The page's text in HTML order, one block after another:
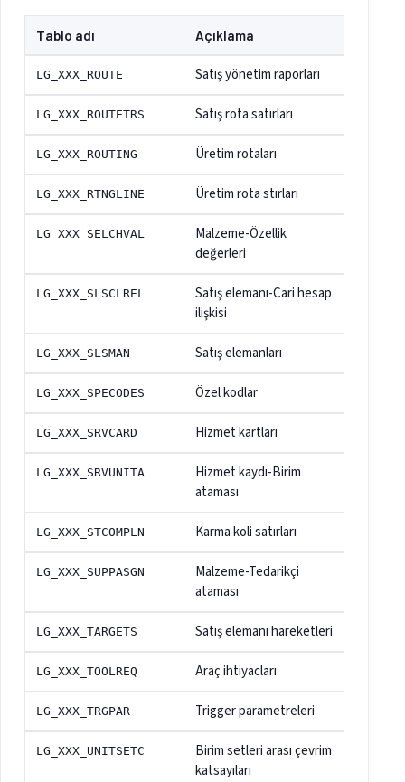
Tablo adı Açıklama
LG_XXX_ROUTE Satış yönetim raporları
LG_XXX_ROUTETRS Satış rota satırları
LG_XXX_ROUTING Üretim rotaları
LG_XXX_RTNGLINE Üretim rota stırları
LG_XXX_SELCHVAL
Malzeme-Özellik
değerleri
LG_XXX_SLSCLREL
Satış elemanı-Cari hesap
ilişkisi
LG_XXX_SLSMAN Satış elemanları
LG_XXX_SPECODES Özel kodlar
LG_XXX_SRVCARD Hizmet kartları
LG_XXX_SRVUNITA
Hizmet kaydı-Birim
ataması
LG_XXX_STCOMPLN Karma koli satırları
LG_XXX_SUPPASGN
Malzeme-Tedarikçi
ataması
LG_XXX_TARGETS Satış elemanı hareketleri
LG_XXX_TOOLREQ Araç ihtiyacları
LG_XXX_TRGPAR Trigger parametreleri
LG_XXX_UNITSETC
Birim setleri arası çevrim
katsayıları